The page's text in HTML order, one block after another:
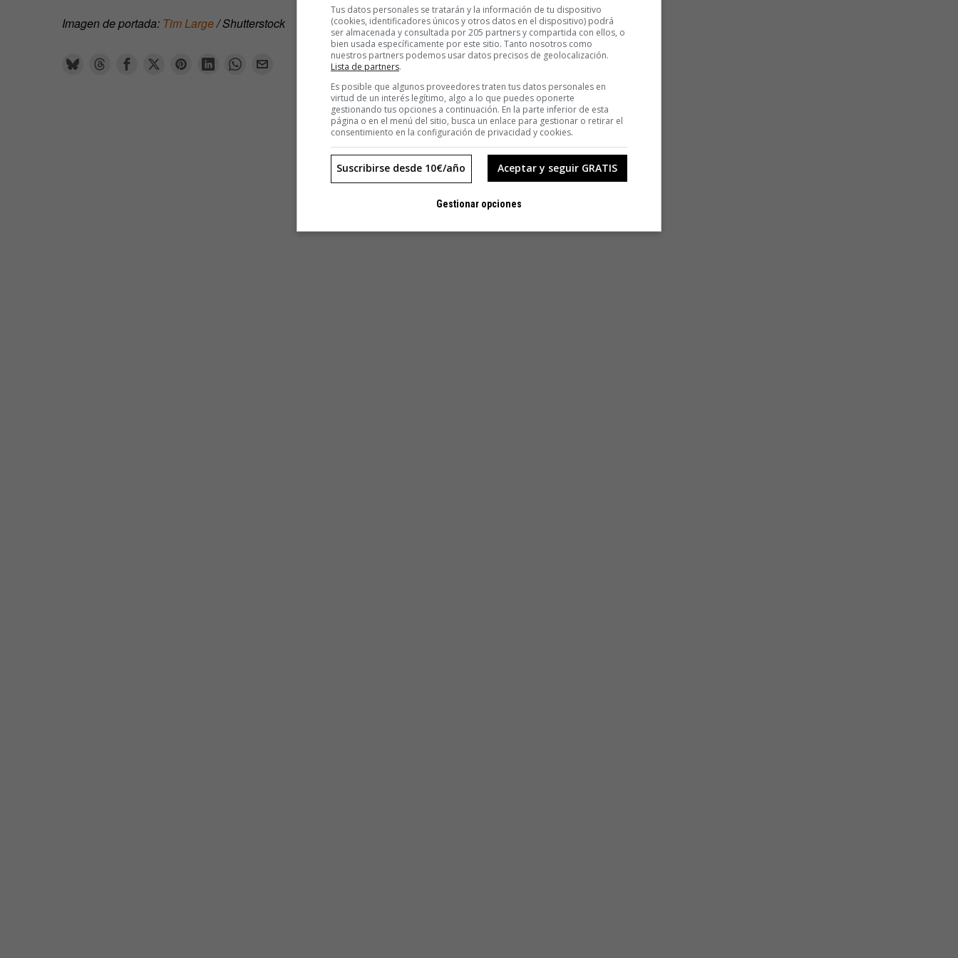
Imagen de portada: Tim Large/ Shutterstock
Tus datos personales se tratarán y la información de tu dispositivo
(cookies, identificadores únicos y otros datos en el dispositivo) podrá
ser almacenada y consultada por 205 partners y compartida con ellos, o
bien usada específicamente por este sitio. Tanto nosotros como
nuestros partners podemos usar datos precisos de geolocalización.
Lista de partners.
Es posible que algunos proveedores traten tus datos personales en
virtud de un interés legítimo, algo a lo que puedes oponerte
gestionando tus opciones a continuación. En la parte inferior de esta
página o en el menú del sitio, busca un enlace para gestionar o retirar el
consentimiento en la configuración de privacidad y cookies.
Aceptar y seguir GRATIS
Suscribirse desde 10€/año
Gestionar opciones